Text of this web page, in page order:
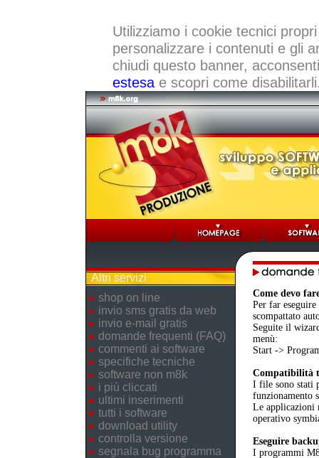
Utilizziamo i cookie tecnici
personalizzare i contenuti e gli
chiudi questo banner,
estesae scopri come
Altri servizi
shop on line
invio sms gratis da web
invio e-mail gratis
domande frequenti (FAQ)
commenti ai software
specifiche tecniche
software non m8k
i più cliccati
ultimi inserimenti
tutti i software
download utility
controlla versione
segnala bug programma
Come devo
Per far
scompattato
Seguite il
menù:
Start ->
Compatibilità
I file sono stati
funzionamento
Le applicazioni
operativo
Eseguire
I programmi